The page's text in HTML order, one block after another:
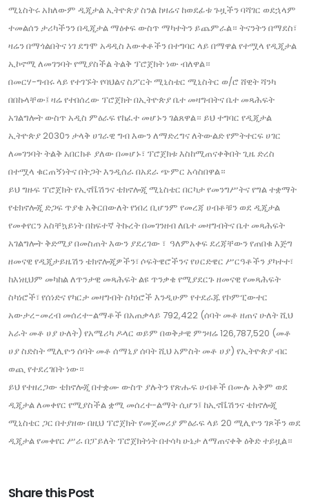
ሚኒስትሩ አክለውም ዲጂታል ኢትዮጵያ ስንል ከዛሬና ከወደፊቱ ጉዟችን ባሻገር ወደኋላም
ተመልሰን ታሪካችንን በዲጂታል ማዕቀፍ ውስጥ ማካተትን ይጨምራል። ትናንትን በማደስ፣
ዛሬን በማጎልበትና ነገ ደግሞ አዳዲስ እውቀቶችን በተግባር ላይ በማዋል የተሟላ የዲጂታል
ኢኮኖሚ ለመገንባት የሚያስችል ትልቅ ፕሮጀክት ነው ብለዋል።
በመርሃ-ግብሩ ላይ የተገኙት የባህልና ስፖርት ሚኒስቴር ሚኒስትር ወ/ሮ ሸዊት ሻንካ
በበኩላቸው፤ ዛሬ የተበሰረው ፕሮጀክት በኢትዮጵያ ቤተ መዛግብትና ቤተ መጻሕፍት
አገልግሎት ውስጥ አዲስ ምዕራፍ የከፈተ መሆኑን ገልጸዋል። ይህ ተግባር የዲጂታል
ኢትዮጵያ 2030ን ታላቅ ሀገራዊ ግብ እውን ለማድረግና ለትውልድ የምትተርፍ ሀገር
ለመገንባት ትልቅ አበርክቶ ያለው በመሆኑ፣ ፕሮጀክቱ እስከሚጠናቀቅበት ጊዜ ድረስ
በተሟላ ቁርጠኝነትና በትጋት እንዲሰራ በአደራ ጭምር አሳስበዋል።
ይህ ግዙፍ ፕሮጀክት የኢኖቬሽንና ቴክኖሎጂ ሚኒስቴር በርካታ የመንግሥትና የግል ተቋማት
የቴክኖሎጂ ድጋፍ ጥያቄ አቅርበውለት የነበረ ቢሆንም የመረጃ ሀብቶቹን ወደ ዲጂታል
የመቀየርን አስቸኳይነት በከፍተኛ ትኩረት በመገንዘብ ለቤተ መዛግብትና ቤተ መጻሕፍት
አገልግሎት ቅድሚያ በመስጠት እውን ያደረገው ፣ ዓለምአቀፍ ደረጃቸውን የጠበቁ እጅግ
ዘመናዊ የዲጂታይዜሽን ቴክኖሎጂዎችን፣ ሶፍትዌሮችንና የሀርድዌር ሥርዓቶችን ያካተተ፣
ከእነዚህም መካከል ለጥንታዊ መጻሕፍት ልዩ ጥንቃቄ የሚያደርጉ ዘመናዊ የመጻሕፍት
ስካነሮች፣ የሰነድና የካርታ መዛግብት ስካነሮች እንዲሁም የተደራጁ የኮምፒውተር
አውታረ-መረብ መሰረተ-ልማቶች በአጠቃላይ 792,422 (ሰባት መቶ ዘጠና ሁለት ሺህ
አራት መቶ ሀያ ሁለት) የአሜሪካ ዶላር ወይም በወቅታዊ ምንዛሬ 126,787,520 (መቶ
ሀያ ስድስት ሚሊዮን ሰባት መቶ ሰማኒያ ሰባት ሺህ አምስት መቶ ሀያ) የኢትዮጵያ ብር
ወጪ የተደረገበት ነው።
ይህ የተዘረጋው ቴክኖሎጂ በተቋሙ ውስጥ ያሉትን የጽሑፍ ሀብቶች በሙሉ አቅም ወደ
ዲጂታል ለመቀየር የሚያስችል ቋሚ መሰረተ-ልማት ሲሆን፤ ከኢኖቬሽንና ቴክኖሎጂ
ሚኒስቴር ጋር በተያዘው በዚህ ፕሮጀክት የመጀመሪያ ምዕራፍ ላይ 20 ሚሊዮን ገጾችን ወደ
ዲጂታል የመቀየር ሥራ በፓይለት ፕሮጀክትነት በተሳካ ሁኔታ ለማጠናቀቅ ዕቅድ ተይዟል።
Share this Post